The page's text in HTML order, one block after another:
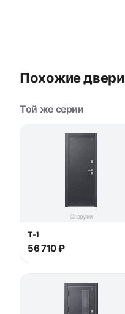
Похожие двери
Той же серии
Снаружи
T-1
56 710 ₽